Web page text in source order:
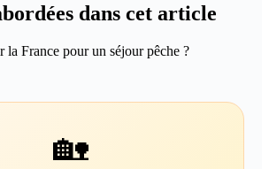
dans cet article
la France pour un séjour pêche ?
🏡